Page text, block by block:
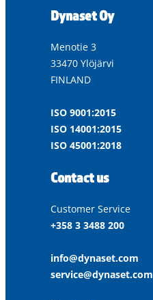
Dynaset Oy
Menotie 3
33470 Ylöjärvi
FINLAND
ISO 9001:2015
ISO 14001:2015
ISO 45001:2018
Contact us
Customer Service
+358 3 3488 200
info@dynaset.com
service@dynaset.com